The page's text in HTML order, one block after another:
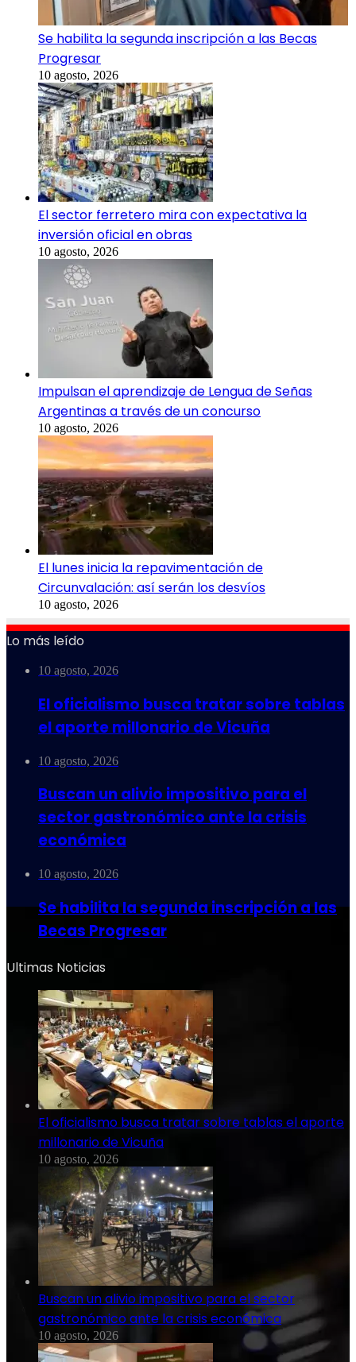
Se habilita la segunda inscripción a las Becas
Progresar
10 agosto, 2026
El sector ferretero mira con expectativa la
inversión oficial en obras
10 agosto, 2026
Impulsan el aprendizaje de Lengua de Señas
Argentinas a través de un concurso
10 agosto, 2026
El lunes inicia la repavimentación de
Circunvalación: así serán los desvíos
10 agosto, 2026
Lo más leído
10 agosto, 2026
El oficialismo busca tratar sobre tablas
el aporte millonario de Vicuña
10 agosto, 2026
Buscan un alivio impositivo para el
sector gastronómico ante la crisis
económica
10 agosto, 2026
Se habilita la segunda inscripción a las
Becas Progresar
Ultimas Noticias
El oficialismo busca tratar sobre tablas el aporte
millonario de Vicuña
10 agosto, 2026
Buscan un alivio impositivo para el sector
gastronómico ante la crisis económica
10 agosto, 2026